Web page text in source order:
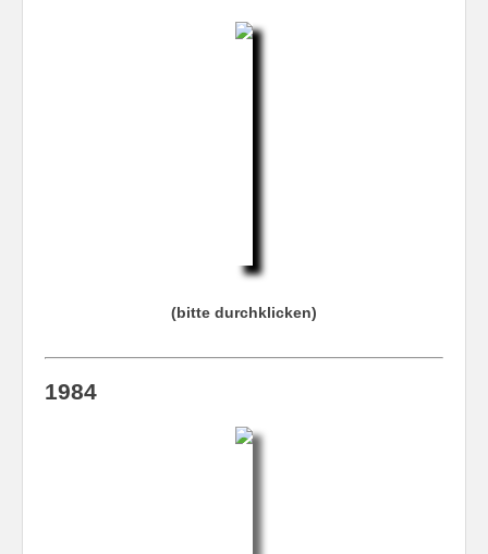
(bitte durchklicken)
1984